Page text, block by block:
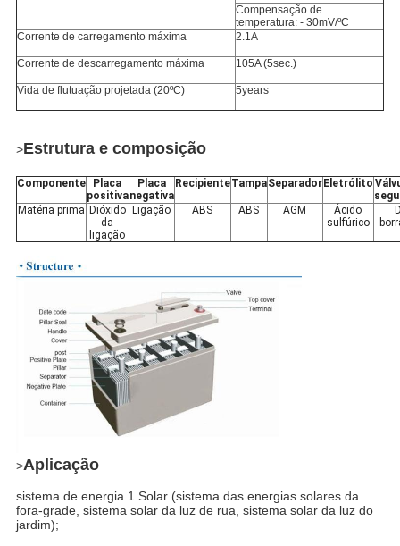
Compensação de
temperatura: - 30mV/ºC
Corrente de carregamento máxima
2.1A
Corrente de descarregamento máxima 105A (5sec.)
Vida de flutuação projetada (20ºC) 5years
>Estrutura e composição
Componente
Placa
positiva
Placa
negativa
RecipienteTampaSeparador Eletrólito
Matéria prima Dióxido
da
ligação
Ligação ABS ABS AGM
Ácido
sulfúrico
>Aplicação
sistema de energia 1.Solar (sistema das energias solares da
fora-grade, sistema solar da luz de rua, sistema solar da luz do
jardim);